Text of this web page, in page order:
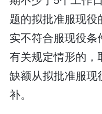
题的拟批准服现
实不符合服现役
有关规定情形的
缺额从拟批准服现
补。